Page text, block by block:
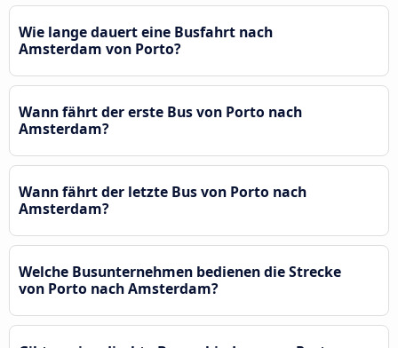
Wie lange dauert eine Busfahrt nach
Amsterdam von Porto?
Wann fährt der erste Bus von Porto nach
Amsterdam?
Wann fährt der letzte Bus von Porto nach
Amsterdam?
Welche Busunternehmen bedienen die Strecke
von Porto nach Amsterdam?